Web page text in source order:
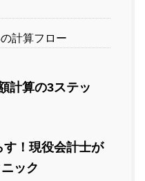
計算フロー
計算の3ステッ
！現役会計士が
ック